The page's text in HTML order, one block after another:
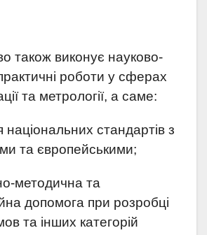
також виконує науково-
роботи у сферах
та метрології, а саме:
національних стандартів з
та європейськими;
методична та
допомога при розробці
та інших категорій